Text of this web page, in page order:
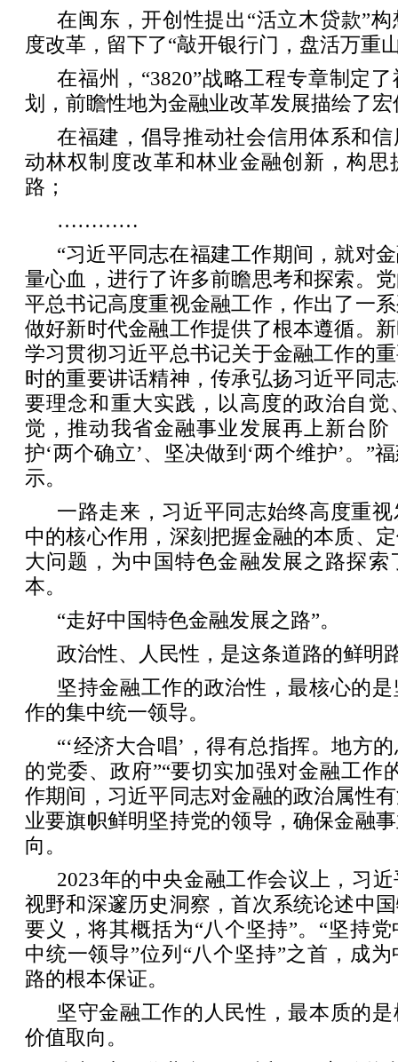
在闽东，开创性提出“活立木贷款”
度改革，留下了“敲开银行门，盘活万重
在福州，“3820”战略工程专章制定
划，前瞻性地为金融业改革发展描绘了
在福建，倡导推动社会信用体系和
动林权制度改革和林业金融创新，构思
路；
…………
“习近平同志在福建工作期间，就对
量心血，进行了许多前瞻思考和探索。
平总书记高度重视金融工作，作出了一
做好新时代金融工作提供了根本遵循。
学习贯彻习近平总书记关于金融工作的
时的重要讲话精神，传承弘扬习近平同
要理念和重大实践，以高度的政治自觉
觉，推动我省金融事业发展再上新台阶
护‘两个确立’、坚决做到‘两个维护’。”
示。
一路走来，习近平同志始终高度重
中的核心作用，深刻把握金融的本质、
大问题，为中国特色金融发展之路探索
本。
“走好中国特色金融发展之路”。
政治性、人民性，是这条道路的鲜明
坚持金融工作的政治性，最核心的
作的集中统一领导。
“‘经济大合唱’，得有总指挥。地方
的党委、政府”“要切实加强对金融工
作期间，习近平同志对金融的政治属性
业要旗帜鲜明坚持党的领导，确保金融
向。
2023年的中央金融工作会议上，习
视野和深邃历史洞察，首次系统论述中
要义，将其概括为“八个坚持”。“坚持
中统一领导”位列“八个坚持”之首，成
路的根本保证。
坚守金融工作的人民性，最本质的
价值取向。